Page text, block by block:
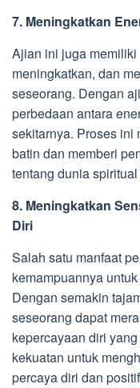
7. Meningkatkan
Ajian ini juga
meningkatkan, dan
seseorang. Dengan
perbedaan antara
sekitarnya. Proses ini
batin dan memberi
tentang dunia
8. Meningkatkan
Diri
Salah satu manfaat
kemampuannya
Dengan semakin
seseorang dapat
kepercayaan diri
kekuatan untuk
percaya diri dan